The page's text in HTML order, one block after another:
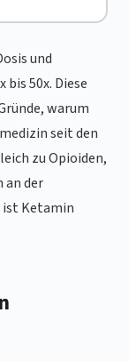
und
50x. Diese
warum
seit den
zu Opioiden,
an der
Ketamin